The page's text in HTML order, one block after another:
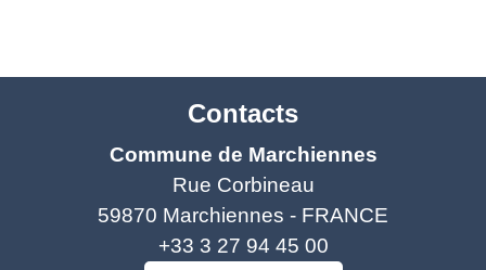
Contacts
Commune de Marchiennes
Rue Corbineau
59870 Marchiennes - FRANCE
+33 3 27 94 45 00